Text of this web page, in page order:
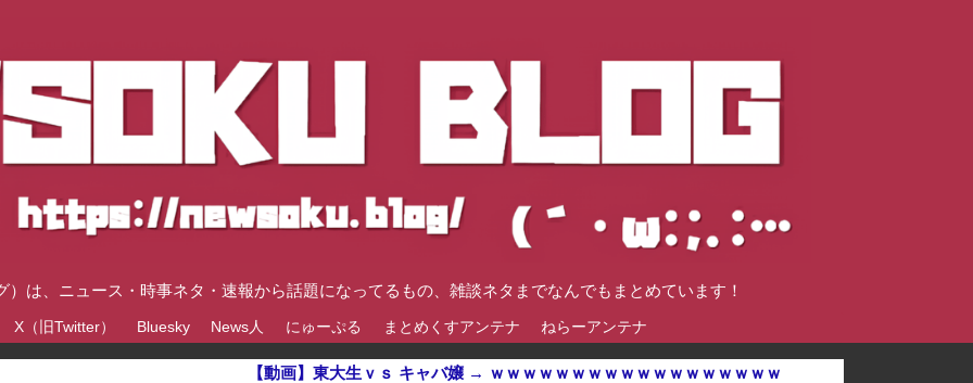
は、ニュース・時事ネタ・速報から話題になってるもの、雑談ネタまでなんでもまとめています！
X（旧Twitter） Bluesky News人 にゅーぷる まとめくすアンテナ ねらーアンテナ
【動画】東大生ｖｓ キャバ嬢 → ｗｗｗｗｗｗｗｗｗｗｗｗｗｗｗｗｗｗ